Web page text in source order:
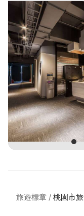
旅遊標章 桃園市